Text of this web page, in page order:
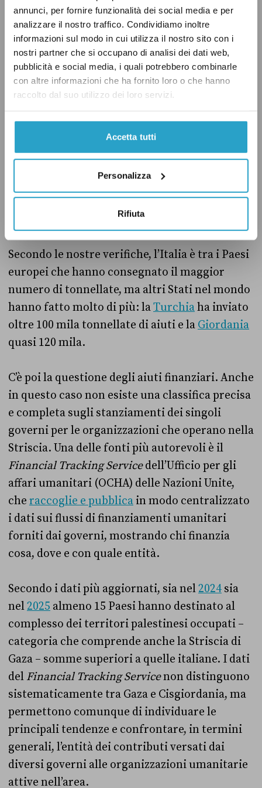
annunci, per fornire funzionalità dei social media e per
analizzare il nostro traffico. Condividiamo inoltre
informazioni sul modo in cui utilizza il nostro sito con i
nostri partner che si occupano di analisi dei dati web,
pubblicità e social media, i quali potrebbero combinarle
con altre informazioni che ha fornito loro o che hanno
raccolto dal suo utilizzo dei loro servizi.
Accetta tutti
Personalizza
Rifiuta
tramite le principali agenzie delle Nazioni
Unite e la Croce Rossa, finanziando la
distribuzione di cibo, medicinali e forniture
essenziali. Degli aiuti consegnati, 2.000
tonnellate sono di farina e le restanti 300
riguardano generi di vario tipo, tra cui
alimenti e mangimi per animali.
Per avere un ordine di grandezza, secondo le
2.000 tonnellate di cibo al giorno
per coprire i bisogni umanitari di base della
popolazione nella Striscia.
Secondo le nostre verifiche, l’Italia è tra i Paesi
europei che hanno consegnato il maggior
numero di tonnellate, ma altri Stati nel mondo
hanno fatto molto di più: laTurchiaha inviato
oltre 100 mila tonnellate di aiuti e la Giordania
quasi 120 mila.
C’è poi la questione degli aiuti finanziari. Anche
in questo caso non esiste una classifica precisa
e completa sugli stanziamenti dei singoli
governi per le organizzazioni che operano nella
Striscia. Una delle fonti più autorevoli è il
Financial Tracking Servicedell’Ufficio per gli
affari umanitari (OCHA) delle Nazioni Unite,
che raccoglie e pubblica in modo centralizzato
i dati sui flussi di finanziamenti umanitari
forniti dai governi, mostrando chi finanzia
cosa, dove e con quale entità.
Secondo i dati più aggiornati, sia nel2024 sia
nel2025 almeno 15 Paesi hanno destinato al
complesso dei territori palestinesi occupati –
categoria che comprende anche la Striscia di
Gaza – somme superiori a quelle italiane. I dati
del Financial Tracking Servicenon distinguono
sistematicamente tra Gaza e Cisgiordania, ma
permettono comunque di individuare le
principali tendenze e confrontare, in termini
generali, l’entità dei contributi versati dai
diversi governi alle organizzazioni umanitarie
attive nell’area.